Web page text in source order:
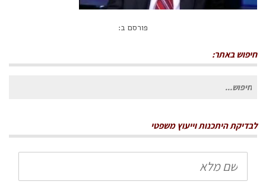
פורסם ב:
חיפוש באתר:
חיפוש
לבדיקת היתכנות וייעוץ משפטי
שם
מלא